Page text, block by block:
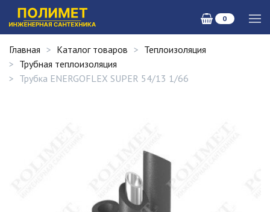
0
Главная Каталог товаров
Теплоизоляция
Трубная теплоизоляция
Трубка ENERGOFLEX SUPER 54/13 1/66